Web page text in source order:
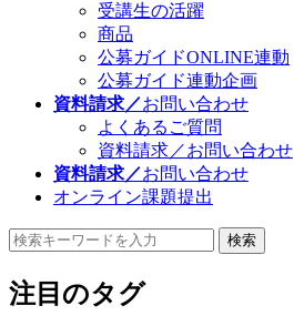
受講生の活躍
商品
公募ガイドONLINE連動
公募ガイド連動企画
資料請求／お問い合わせ
よくあるご質問
資料請求／お問い合わせ
資料請求／お問い合わせ
オンライン課題提出
検索
注目のタグ